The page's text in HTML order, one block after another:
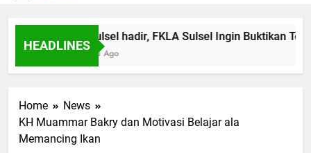
HEADLINES
MUI Sulsel hadir, FKLA Sulsel Ingin Buktikan
1 Minggu Ago
Home
News
KH Muammar Bakry dan Motivasi Belajar ala
Memancing Ikan